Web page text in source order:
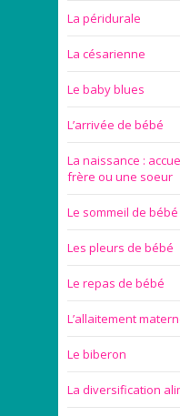
La péridurale
La césarienne
Le baby blues
L’arrivée de bébé
La naissance :
frère ou une soeur
Le sommeil de bébé
Les pleurs de bébé
Le repas de bébé
L’allaitement
Le biberon
La diversification